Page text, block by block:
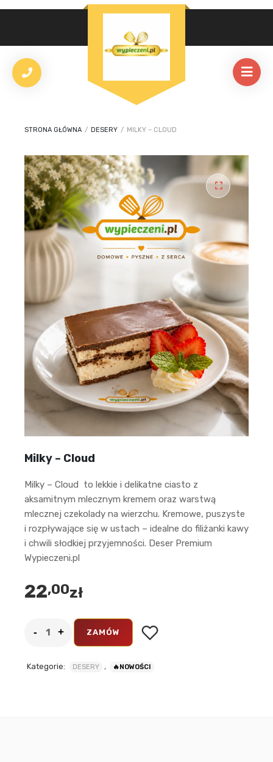
STRONA GŁÓWNA / DESERY / MILKY – CLOUD
Milky – Cloud
Milky – Cloud to lekkie i delikatne ciasto z
aksamitnym mlecznym kremem oraz warstwą
mlecznej czekolady na wierzchu. Kremowe, puszyste
i rozpływające się w ustach – idealne do filiżanki kawy
i chwili słodkiej przyjemności. Deser Premium
Wypieczeni.pl
22,00zł
ZAMÓW
Kategorie: DESERY , 🔥NOWOŚCI